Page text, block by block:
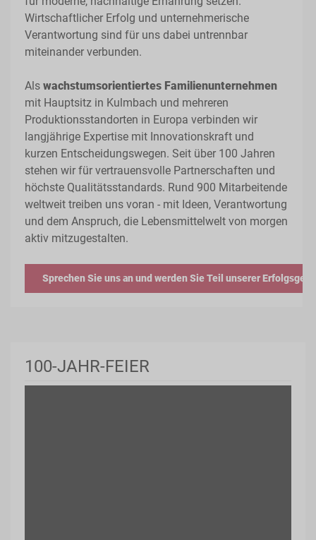
Wirtschaftlicher Erfolg und unternehmerische
Verantwortung sind für uns dabei untrennbar
miteinander verbunden.
Als wachstumsorientiertes Familienunternehmen
mit Hauptsitz in Kulmbach und mehreren
Produktionsstandorten in Europa verbinden wir
langjährige Expertise mit Innovationskraft und
kurzen Entscheidungswegen. Seit über 100 Jahren
stehen wir für vertrauensvolle Partnerschaften und
höchste Qualitätsstandards. Rund 900 Mitarbeitende
weltweit treiben uns voran - mit Ideen, Verantwortung
und dem Anspruch, die Lebensmittelwelt von morgen
aktiv mitzugestalten.
Sprechen Sie uns an und werden Sie Teil unserer
100-JAHR-FEIER